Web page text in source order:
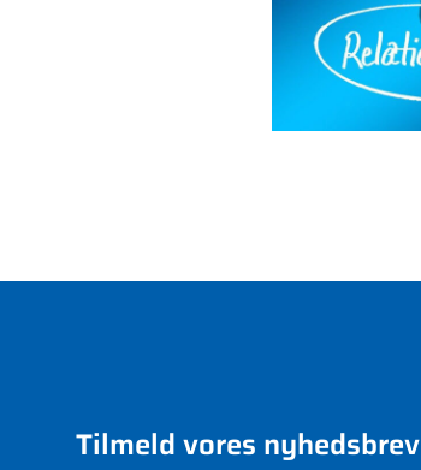
Tilmeld vores nyhedsbrev